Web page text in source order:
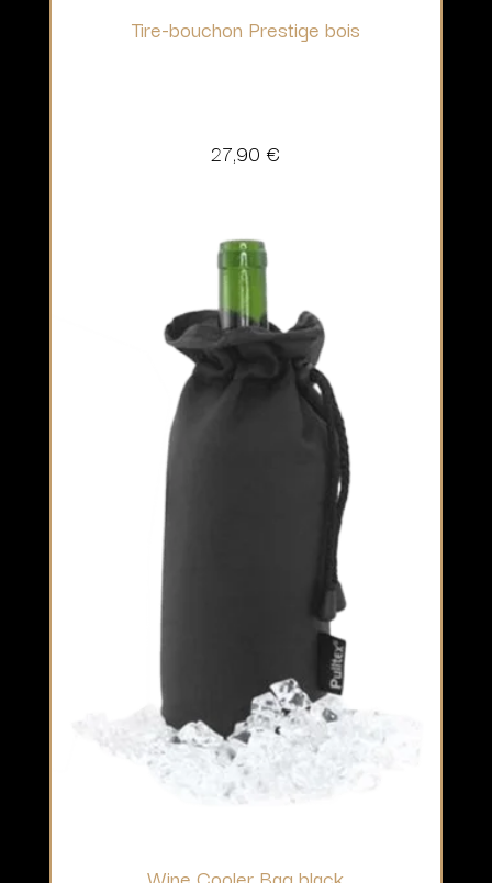
Tire-bouchon Prestige bois
27,90 €